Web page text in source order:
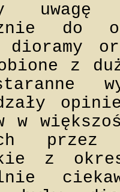
uwagę
do
dioramy
z
w
z